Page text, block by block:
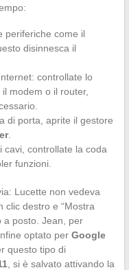
periferiche come il
disinnesca il
controllate lo
modem o il router,
di porta, aprite il gestore
.
cavi, controllate la coda
funzioni.
Lucette non vedeva
clic destro e “Mostra
a posto. Jean, per
optato per Google
questo tipo di
, si è salvato attivando la